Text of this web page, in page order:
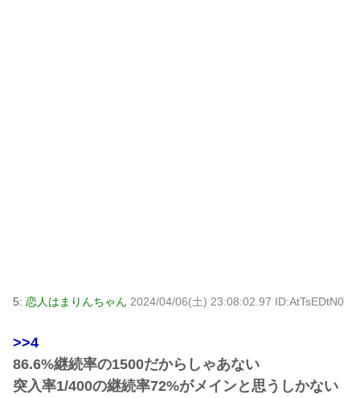
5: 恋人はまりんちゃん 2024/04/06(土) 23:08:02.97 ID:AtTsEDtN0
>>4
86.6%継続率の1500だからしゃあない
突入率1/400の継続率72%がメインと思うしかない